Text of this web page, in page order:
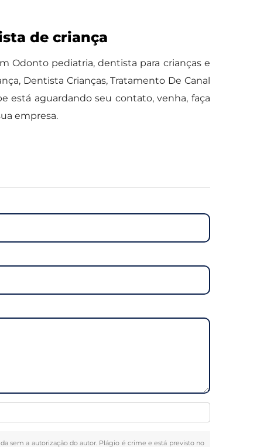
de criança
Odonto pediatria, dentista para crianças e
Dentista Crianças, Tratamento De Canal
está aguardando seu contato, venha, faça
empresa.
sem a autorização do autor. Plágio é crime e está previsto no